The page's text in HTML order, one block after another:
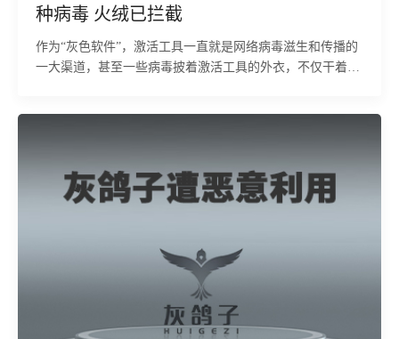
种病毒 火绒已拦截
作为“灰色软件”，激活工具一直就是网络病毒滋生和传播的
一大渠道，甚至一些病毒披着激活工具的外衣，不仅干着损